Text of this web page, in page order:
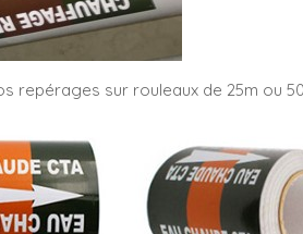
repérages sur rouleaux de 25m ou